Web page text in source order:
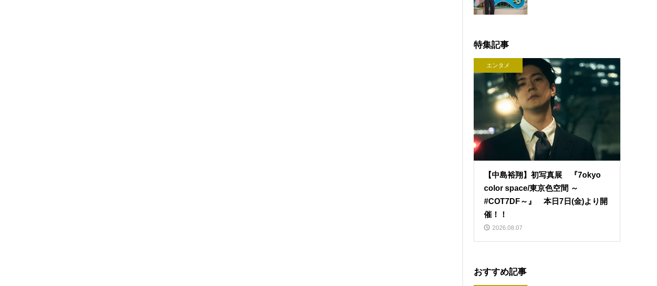
特集記事
エンタメ
【中島裕翔】初写真展 『7okyo
color space/東京色空間 ～
#COT7DF～』 本日7日(金)より開
催！！
2026.08.07
おすすめ記事